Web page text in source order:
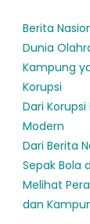
Berita
Dunia
Kampung
Korupsi
Dari
Modern
Dari Berita
Sepak Bola
Melihat
dan